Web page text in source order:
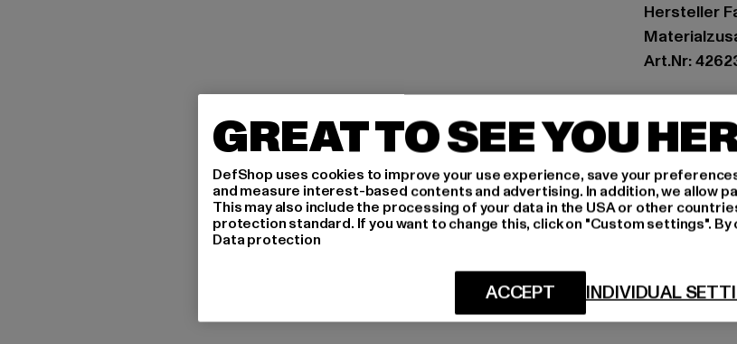
Hersteller
Art.Nr:
GREAT TO SEE YOU
DefShop uses cookies to improve your use experience, save your
and measure interest-based contents and advertising. In addition, we allow
This may also include the processing of your data in the USA or other
protection standard. If you want to change this, click on "Custom settings".
Data protection
INDIVIDUAL
ACCEPT